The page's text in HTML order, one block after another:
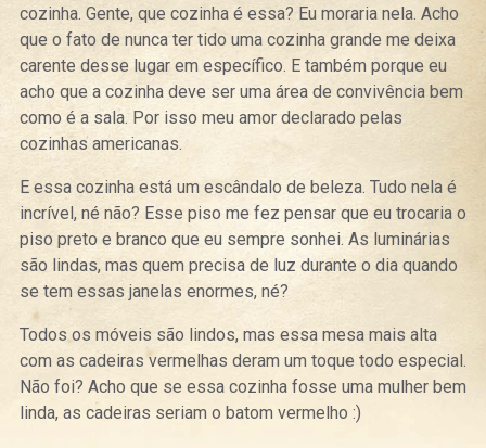
cozinha. Gente, que cozinha é essa? Eu moraria nela. Acho
que o fato de nunca ter tido uma cozinha grande me deixa
carente desse lugar em específico. E também porque eu
acho que a cozinha deve ser uma área de convivência bem
como é a sala. Por isso meu amor declarado pelas
cozinhas americanas.
E essa cozinha está um escândalo de beleza. Tudo nela é
incrível, né não? Esse piso me fez pensar que eu trocaria o
piso preto e branco que eu sempre sonhei. As luminárias
são lindas, mas quem precisa de luz durante o dia quando
se tem essas janelas enormes, né?
Todos os móveis são lindos, mas essa mesa mais alta
com as cadeiras vermelhas deram um toque todo especial.
Não foi? Acho que se essa cozinha fosse uma mulher bem
linda, as cadeiras seriam o batom vermelho :)